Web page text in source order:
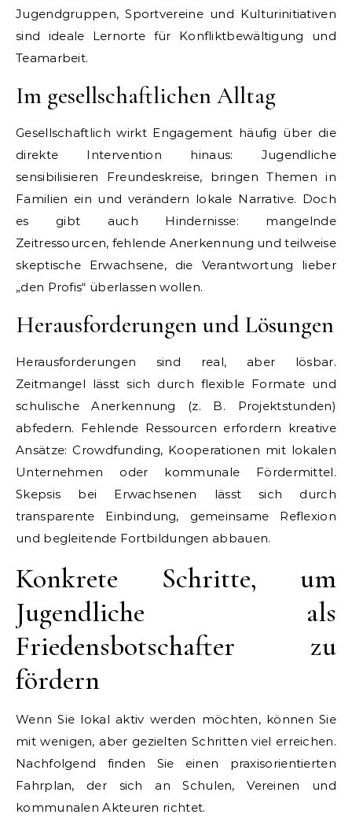
Jugendgruppen, Sportvereine und Kulturinitiativen
sind ideale Lernorte für Konfliktbewältigung und
Teamarbeit.
Im gesellschaftlichen Alltag
Gesellschaftlich wirkt Engagement häufig über die
direkte Intervention hinaus: Jugendliche
sensibilisieren Freundeskreise, bringen Themen in
Familien ein und verändern lokale Narrative. Doch
es gibt auch Hindernisse: mangelnde
Zeitressourcen, fehlende Anerkennung und teilweise
skeptische Erwachsene, die Verantwortung lieber
„den Profis“ überlassen wollen.
Herausforderungen und Lösungen
Herausforderungen sind real, aber lösbar.
Zeitmangel lässt sich durch flexible Formate und
schulische Anerkennung (z. B. Projektstunden)
abfedern. Fehlende Ressourcen erfordern kreative
Ansätze: Crowdfunding, Kooperationen mit lokalen
Unternehmen oder kommunale Fördermittel.
Skepsis bei Erwachsenen lässt sich durch
transparente Einbindung, gemeinsame Reflexion
und begleitende Fortbildungen abbauen.
Konkrete Schritte, um
Jugendliche als
Friedensbotschafter zu
fördern
Wenn Sie lokal aktiv werden möchten, können Sie
mit wenigen, aber gezielten Schritten viel erreichen.
Nachfolgend finden Sie einen praxisorientierten
Fahrplan, der sich an Schulen, Vereinen und
kommunalen Akteuren richtet.